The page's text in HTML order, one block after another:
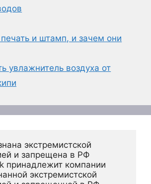
и штамп, и зачем они
увлажнитель воздуха от
экстремистской
и запрещена в РФ
принадлежит компании
экстремистской